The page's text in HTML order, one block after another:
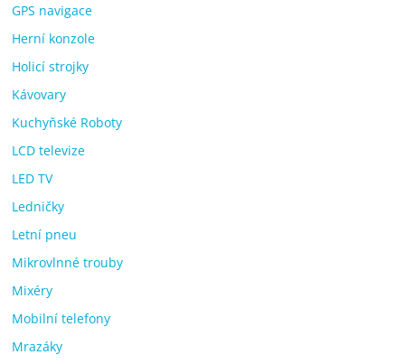
GPS navigace
Herní konzole
Holicí strojky
Kávovary
Kuchyňské Roboty
LCD televize
LED TV
Ledničky
Letní pneu
Mikrovlnné trouby
Mixéry
Mobilní telefony
Mrazáky